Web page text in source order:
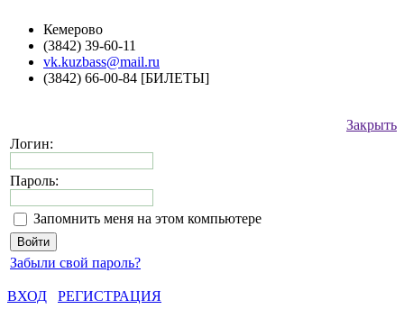
Кемерово
(3842) 39-60-11
vk.kuzbass@mail.ru
(3842) 66-00-84 [БИЛЕТЫ]
Закрыть
Логин:
Пароль:
Запомнить меня на этом компьютере
Забыли свой пароль?
ВХОД
РЕГИСТРАЦИЯ